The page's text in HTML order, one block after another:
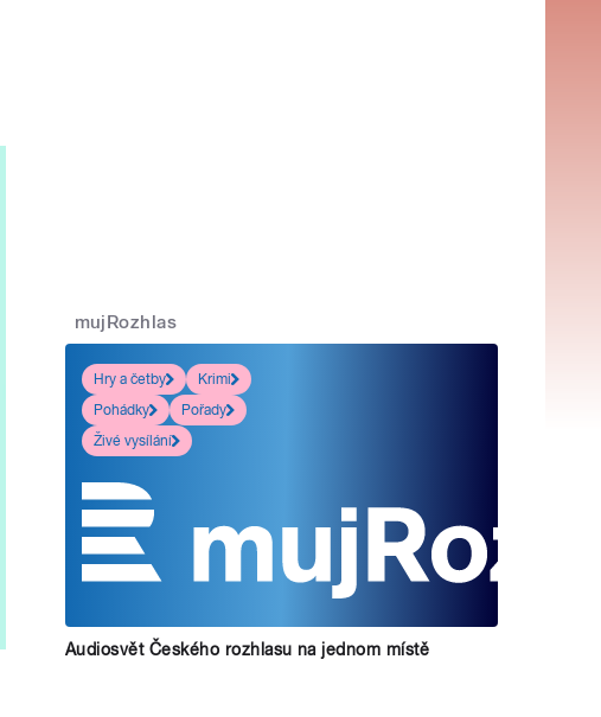
mujRozhlas
Hry a četby
Krimi
Pohádky
Pořady
Živé vysílání
Audiosvět Českého rozhlasu na jednom místě